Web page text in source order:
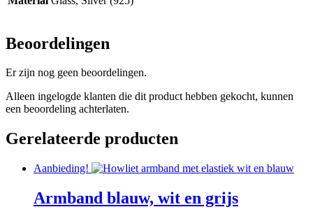
Beoordelingen
Er zijn nog geen beoordelingen.
Alleen ingelogde klanten die dit product hebben gekocht, kunnen
een beoordeling achterlaten.
Gerelateerde producten
Aanbieding!
Armband blauw, wit en grijs